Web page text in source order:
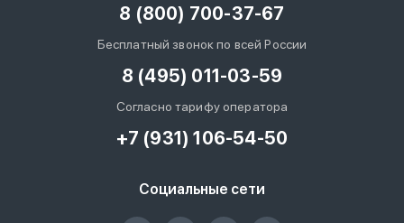
8 (800) 700-37-67
Бесплатный звонок по всей России
8 (495) 011-03-59
Согласно тарифу оператора
+7 (931) 106-54-50
Социальные сети